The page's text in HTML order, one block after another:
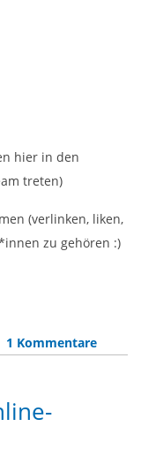
hier in den
treten)
(verlinken, liken,
zu gehören :)
1 Kommentare